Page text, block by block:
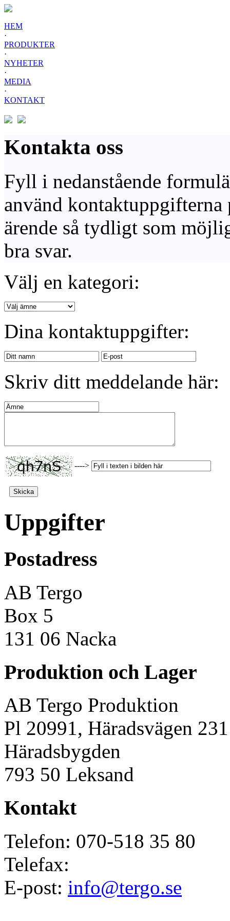
HEM
·
PRODUKTER
·
NYHETER
·
MEDIA
·
KONTAKT
Kontakta oss
Fyll i nedanstående
använd
ärende så tydligt som
bra svar.
Välj en kategori:
Dina kontaktuppgifter:
Skriv ditt meddelande här:
---->
Uppgifter
Postadress
AB Tergo
Box 5
131 06 Nacka
Produktion och Lager
AB Tergo Produktion
Pl 20991, Häradsvägen 231
Häradsbygden
793 50 Leksand
Kontakt
Telefon: 070-518 35 80
Telefax:
E-post: info@tergo.se